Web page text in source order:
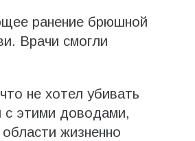
ранение брюшной
Врачи смогли
не хотел убивать
с этими доводами,
жизненно